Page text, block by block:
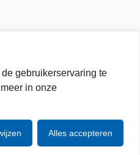
gebruikerservaring te
in onze
Alles accepteren